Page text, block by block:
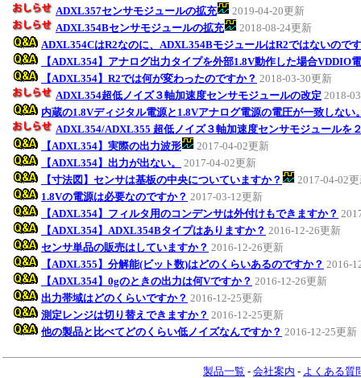
ADXL357センサモジュールの拡充
2019-04-20更新
ADXL354Bセンサモジュールの拡充
2018-08-24更新
ADXL354CはR2なのに、ADXL354BモジュールはR2ではないので
【ADXL354】アナログ出力タイプを外部1.8V動作した場合VDDIO
【ADXL354】R2では何が変わったのですか？ 2018-03-30更新
ADXL354超低ノイズ３軸加速度センサモジュールの改定 2018-
内蔵の1.8Vディジタル電源と1.8Vアナログ電源の電圧が一致しない
ADXL354/ADXL355 超低ノイズ３軸加速度センサモジュールを
【ADXL354】実際の出力波形
2017-04-02更新
【ADXL354】出力が出ない。
2017-04-02更新
【寸法図】センサは基板の中央についていますか？
2017-04-02
1.8Vの電源は必要なのですか？ 2017-03-12更新
【ADXL354】フィルタ用のコンデンサは外付けもできますか？
【ADXL354】ADXL354Bタイプはありますか？ 2016-12-26更新
センサ単品の販売はしていますか？ 2016-12-26更新
【ADXL355】分解能(ビット数)はどのくらいあるのですか？ 2016-
【ADXL354】0gのときの出力は何Vですか？ 2016-12-26更新
出力帯域はどのくらいですか？ 2016-12-25更新
測定レンジは切り替えできますか？ 2016-12-25更新
他の製品と比べてどのくらい低ノイズなんですか？ 2016-12-25更新
製品一覧 - 会社案内 - よくある質